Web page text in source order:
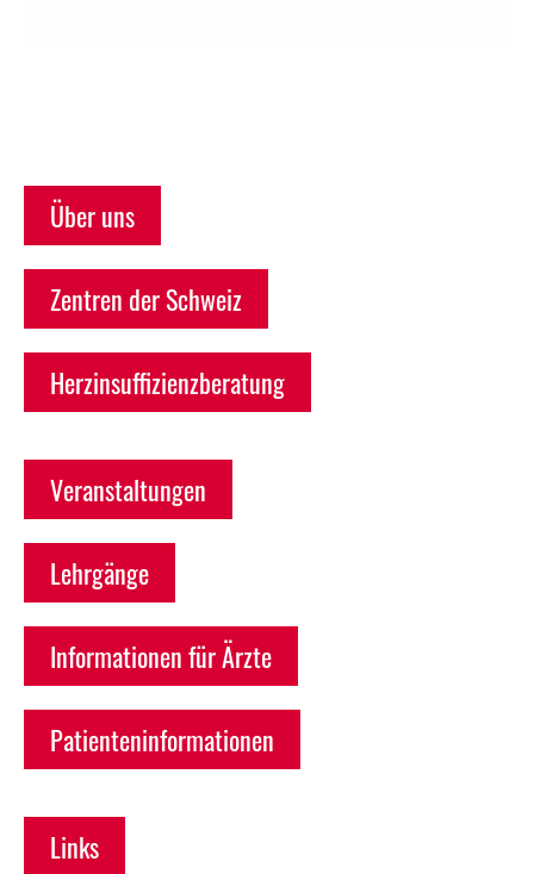
Über uns
Zentren der Schweiz
Herzinsuffizienzberatung
Veranstaltungen
Lehrgänge
Informationen für Ärzte
Patienteninformationen
Links